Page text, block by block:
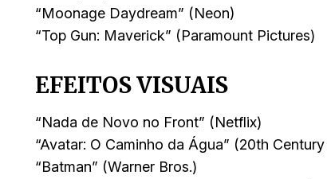
“Moonage Daydream” (Neon)
“Top Gun: Maverick” (Paramount Pictures)
EFEITOS VISUAIS
“Nada de Novo no Front” (Netflix)
“Avatar: O Caminho da Água” (20th
“Batman” (Warner Bros.)